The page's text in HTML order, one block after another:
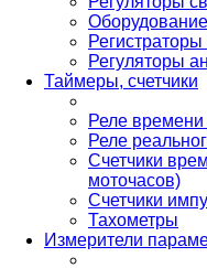
Регуляторы
Таймеры, счетчики
Реле
Реле
Счетчики
моточасов)
Счетчики
Тахометры
Измерители